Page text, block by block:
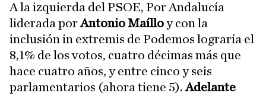
A la izquierda del PSOE, Por Andalucía
liderada porAntonio Maílloy con la
inclusión in extremis de Podemos lograría el
8,1% de los votos, cuatro décimas más que
hace cuatro años, y entre cinco y seis
parlamentarios (ahora tiene 5).Adelante